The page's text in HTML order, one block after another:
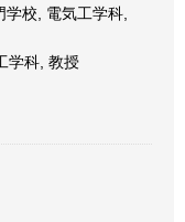
校, 電気工学科,
学科, 教授